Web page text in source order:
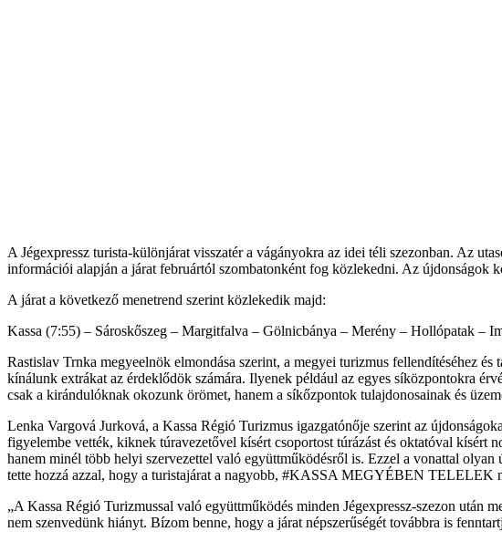
A Jégexpressz turista-különjárat visszatér a vágányokra az idei téli szezonban. Az
információi alapján a járat februártól szombatonként fog közlekedni. Az újdonságok
A járat a következő menetrend szerint közlekedik majd:
Kassa (7:55) – Sároskőszeg – Margitfalva – Gölnicbánya – Merény – Hollópatak –
Rastislav Trnka megyeelnök elmondása szerint, a megyei turizmus fellendítéséhez
kínálunk extrákat az érdeklődök számára. Ilyenek például az egyes síközpontokra
csak a kirándulóknak okozunk örömet, hanem a síkőzpontok tulajdonosainak és
Lenka Vargová Jurková, a Kassa Régió Turizmus igazgatónője szerint az
figyelembe vették, kiknek túravezetővel kísért csoportost túrázást és oktatóval
hanem minél több helyi szervezettel való együttműködésről is. Ezzel a vonattal
tette hozzá azzal, hogy a turistajárat a nagyobb, #KASSA MEGYÉBEN TELELEK
„A Kassa Régió Turizmussal való együttműködés minden Jégexpressz-szezon után
nem szenvedünk hiányt. Bízom benne, hogy a járat népszerűségét továbbra is